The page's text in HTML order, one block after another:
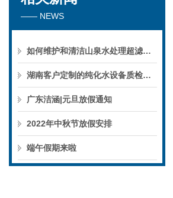
—— NEWS
如何维护和清洁山泉水处理超滤系统
湖南客户定制的纯化水设备质检后准备发货！
广东洁涵|元旦放假通知
2022年中秋节放假安排
端午假期来啦